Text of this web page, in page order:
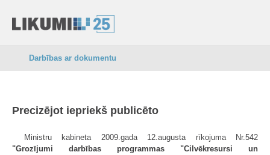
Darbības ar dokumentu
Precizējot iepriekš publicēto
Ministru kabineta 2009.gada 12.augusta rīkojuma Nr.542
"Grozījumi darbības programmas "Cilvēkresursi un